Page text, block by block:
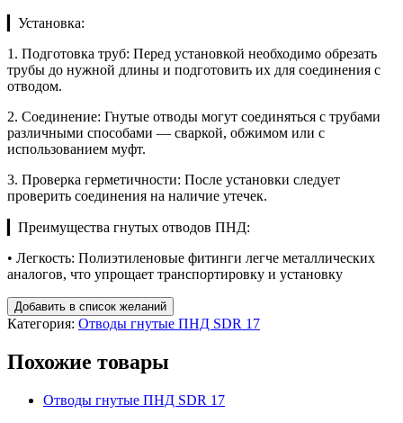
▎Установка:
1. Подготовка труб: Перед установкой необходимо обрезать
трубы до нужной длины и подготовить их для соединения с
отводом.
2. Соединение: Гнутые отводы могут соединяться с трубами
различными способами — сваркой, обжимом или с
использованием муфт.
3. Проверка герметичности: После установки следует
проверить соединения на наличие утечек.
▎Преимущества гнутых отводов ПНД:
• Легкость: Полиэтиленовые фитинги легче металлических
аналогов, что упрощает транспортировку и установку
Добавить в список желаний
Категория: Отводы гнутые ПНД SDR 17
Похожие товары
Отводы гнутые ПНД SDR 17